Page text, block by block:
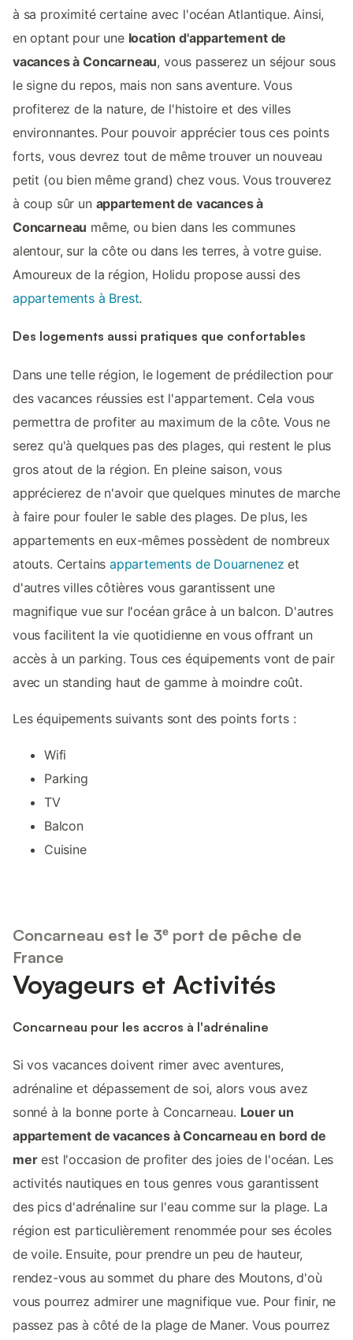
à sa proximité certaine avec l'océan Atlantique. Ainsi,
en optant pour une location d'appartement de
vacances à Concarneau, vous passerez un séjour sous
le signe du repos, mais non sans aventure. Vous
profiterez de la nature, de l'histoire et des villes
environnantes. Pour pouvoir apprécier tous ces points
forts, vous devrez tout de même trouver un nouveau
petit (ou bien même grand) chez vous. Vous trouverez
à coup sûr un appartement de vacances à
Concarneau même, ou bien dans les communes
alentour, sur la côte ou dans les terres, à votre guise.
Amoureux de la région, Holidu propose aussi des
appartements à Brest.
Des logements aussi pratiques que confortables
Dans une telle région, le logement de prédilection pour
des vacances réussies est l'appartement. Cela vous
permettra de profiter au maximum de la côte. Vous ne
serez qu'à quelques pas des plages, qui restent le plus
gros atout de la région. En pleine saison, vous
apprécierez de n'avoir que quelques minutes de marche
à faire pour fouler le sable des plages. De plus, les
appartements en eux-mêmes possèdent de nombreux
atouts. Certainsappartements de Douarnenez et
d'autres villes côtières vous garantissent une
magnifique vue sur l'océan grâce à un balcon. D'autres
vous facilitent la vie quotidienne en vous offrant un
accès à un parking. Tous ces équipements vont de pair
avec un standing haut de gamme à moindre coût.
Les équipements suivants sont des points forts :
Wifi
Parking
TV
Balcon
Cuisine
Concarneau est le 3ᵉ port de pêche de
France
Voyageurs et Activités
Concarneau pour les accros à l'adrénaline
Si vos vacances doivent rimer avec aventures,
adrénaline et dépassement de soi, alors vous avez
sonné à la bonne porte à Concarneau. Louer un
appartement de vacances à Concarneau en bord de
merest l'occasion de profiter des joies de l'océan. Les
activités nautiques en tous genres vous garantissent
des pics d'adrénaline sur l'eau comme sur la plage. La
région est particulièrement renommée pour ses écoles
de voile. Ensuite, pour prendre un peu de hauteur,
rendez-vous au sommet du phare des Moutons, d'où
vous pourrez admirer une magnifique vue. Pour finir, ne
passez pas à côté de la plage de Maner. Vous pourrez